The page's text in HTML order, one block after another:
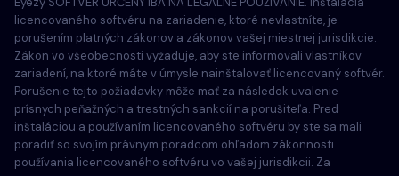
Türkçe
Poľský
licencovaného softvéru na zariadenie, ktoré nevlastníte, je
porušením platných zákonov a zákonov vašej miestnej jurisdikcie.
Zákon vo všeobecnosti vyžaduje, aby ste informovali vlastníkov
zariadení, na ktoré máte v úmysle nainštalovať licencovaný softvér.
Porušenie tejto požiadavky môže mať za následok uvalenie
prísnych peňažných a trestných sankcií na porušiteľa. Pred
inštaláciou a používaním licencovaného softvéru by ste sa mali
poradiť so svojím právnym poradcom ohľadom zákonnosti
používania licencovaného softvéru vo vašej jurisdikcii. Za